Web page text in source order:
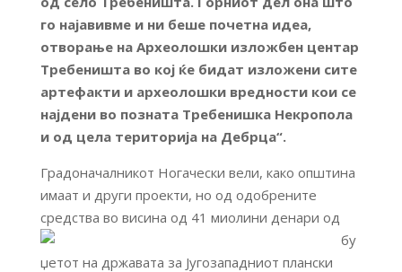
го најавивме и ни беше почетна идеа,
отворање на Археолошки изложбен центар
Требеништа во кој ќе бидат изложени сите
артефакти и археолошки вредности кои се
најдени во позната Требенишка Некропола
и од цела територија на Дебрца“.
Градоначалникот Ногачески вели, како општина
имаат и други проекти, но од одобрените
средства во висина од 41 миолини денари од
бу
џетот на државата за Југозападниот плански